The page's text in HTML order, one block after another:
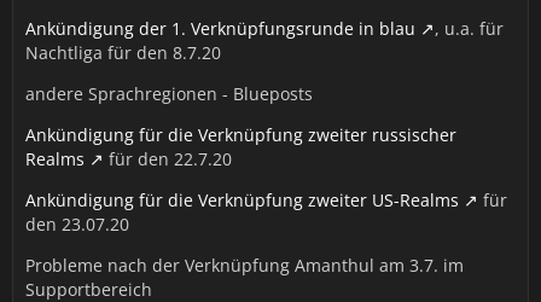
Ankündigung der 1. Verknüpfungsrunde in blau
, u.a. für
Nachtliga für den 8.7.20
andere Sprachregionen - Blueposts
Ankündigung für die Verknüpfung zweiter russischer
Realms
für den 22.7.20
Ankündigung für die Verknüpfung zweiter US-Realms
für
den 23.07.20
Probleme nach der Verknüpfung Amanthul am 3.7. im
Supportbereich